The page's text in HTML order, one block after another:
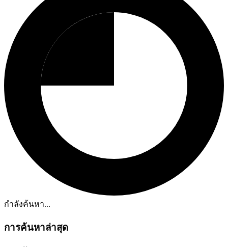
กำลังค้นหา...
การค้นหาล่าสุด